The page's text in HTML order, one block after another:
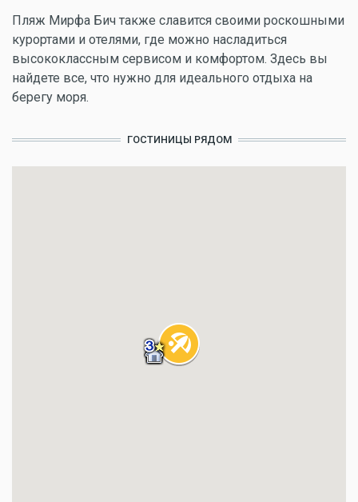
Пляж Мирфа Бич также славится своими роскошными
курортами и отелями, где можно насладиться
высококлассным сервисом и комфортом. Здесь вы
найдете все, что нужно для идеального отдыха на
берегу моря.
ГОСТИНИЦЫ РЯДОМ